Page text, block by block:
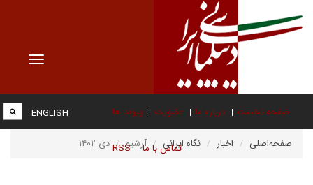
Toggle
صفحه نخست درباره ما عضویت پیوند ها
تماس با ما RSS
ENGLISH
صفحه‌اصلی اخبار نگاه ایرانی آرشیو دی ۱۴۰۲